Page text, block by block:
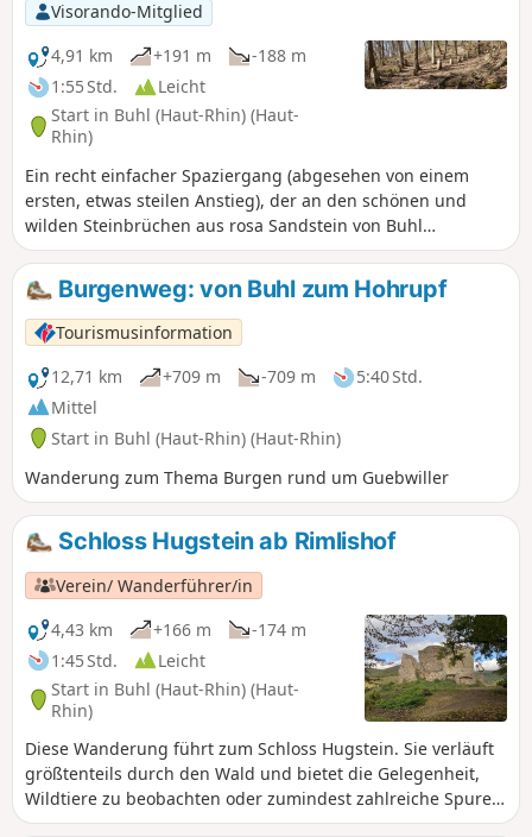
Visorando-Mitglied
4,91 km
+191 m
-188 m
1:55 Std.
Leicht
Start in Buhl (Haut-Rhin) (Haut-
Rhin)
Ein recht einfacher Spaziergang (abgesehen von einem
ersten, etwas steilen Anstieg), der an den schönen und
wilden Steinbrüchen aus rosa Sandstein von Buhl
vorbeiführt. Der hübsche Pfad durch die Steinbrüche führt
weiter bis zu den berühmten Menhiren von Appenthal
sowie ihrer zyklopischen Mauer. Der Spaziergang endet
entlang der Weinberge mit einem schönen Blick auf das
Schloss Hugstein und vorbei an dem seltsamen Fels
"Geburtsstuhl" (Siège à Accoucher), der in uralten Zeiten für
die Geburt von Kindern gedient haben soll.
Burgenweg: von Buhl zum Hohrupf
Tourismusinformation
12,71 km
+709 m -709 m
5:40 Std.
Mittel
Start in Buhl (Haut-Rhin) (Haut-Rhin)
Wanderung zum Thema Burgen rund um Guebwiller
Schloss Hugstein ab Rimlishof
Verein/ Wanderführer/in
4,43 km
+166 m
-174 m
1:45 Std.
Leicht
Start in Buhl (Haut-Rhin) (Haut-
Rhin)
Diese Wanderung führt zum Schloss Hugstein. Sie verläuft
größtenteils durch den Wald und bietet die Gelegenheit,
Wildtiere zu beobachten oder zumindest zahlreiche Spuren
zu entdecken, die diese hinterlassen haben.